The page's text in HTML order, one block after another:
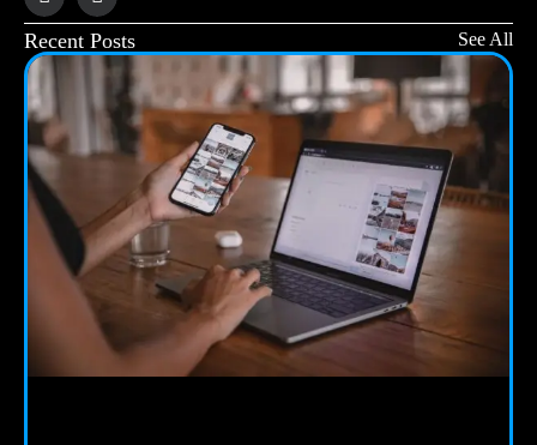
Recent Posts See All